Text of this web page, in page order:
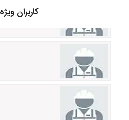
کاربران ویژه